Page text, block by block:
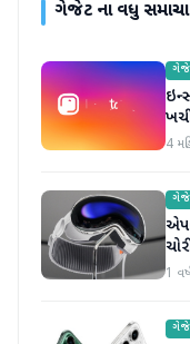
ગેજેટ ના વધુ
4
1